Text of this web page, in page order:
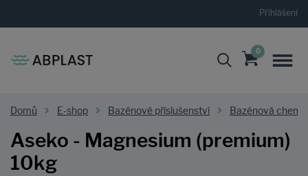
Přihlášení
0
Domů E-shop Bazénové příslušenství Bazénová
Aseko - Magnesium (premium)
10kg